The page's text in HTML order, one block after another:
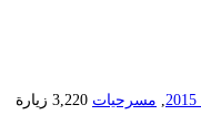
, مسرحيات 3,220 زيارة